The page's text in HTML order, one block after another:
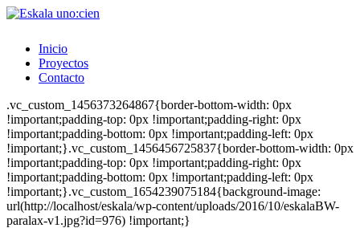
Inicio
Proyectos
Contacto
.vc_custom_1456373264867{border-bottom-width: 0px
!important;padding-top: 0px !important;padding-right: 0px
!important;padding-bottom: 0px !important;padding-left: 0px
!important;}.vc_custom_1456456725837{border-bottom-width: 0px
!important;padding-top: 0px !important;padding-right: 0px
!important;padding-bottom: 0px !important;padding-left: 0px
!important;}.vc_custom_1654239075184{background-image:
url(http://localhost/eskala/wp-content/uploads/2016/10/eskalaBW-
paralax-v1.jpg?id=976) !important;}